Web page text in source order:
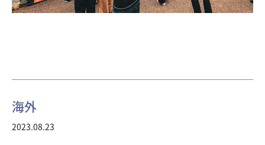
海外
2023.08.23